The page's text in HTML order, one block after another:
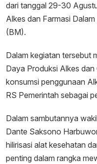
dari tanggal 29-30
Alkes dan Farmasi
(BM).
Dalam kegiatan tersebut
Daya Produksi Alkes
konsumsi penggunaan
RS Pemerintah sebagai
Dalam sambutannya
Dante Saksono
hilirisasi alat kesehatan
penting dalam rangka